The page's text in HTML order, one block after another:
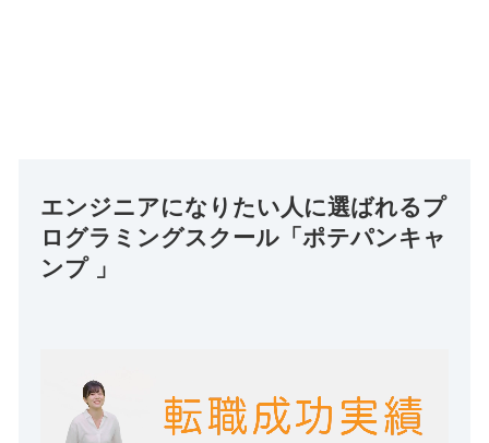
エンジニアになりたい人に選ばれるプ
ログラミングスクール「ポテパンキャ
ンプ 」